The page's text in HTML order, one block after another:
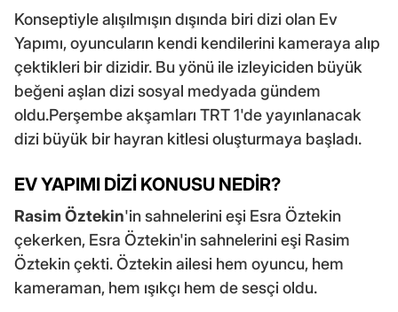
Konseptiyle alışılmışın dışında biri dizi olan Ev
Yapımı, oyuncuların kendi kendilerini kameraya alıp
çektikleri bir dizidir. Bu yönü ile izleyiciden büyük
beğeni aşlan dizi sosyal medyada gündem
oldu.Perşembe akşamları TRT 1'de yayınlanacak
dizi büyük bir hayran kitlesi oluşturmaya başladı.
EV YAPIMI DİZİ KONUSU NEDİR?
Rasim Öztekin'in sahnelerini eşi Esra Öztekin
çekerken, Esra Öztekin'in sahnelerini eşi Rasim
Öztekin çekti. Öztekin ailesi hem oyuncu, hem
kameraman, hem ışıkçı hem de sesçi oldu.